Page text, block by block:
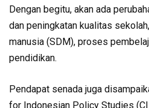
Dengan begitu, akan ada
dan peningkatan kualitas
manusia (SDM), proses
pendidikan.
Pendapat senada juga
for Indonesian Policy Studies